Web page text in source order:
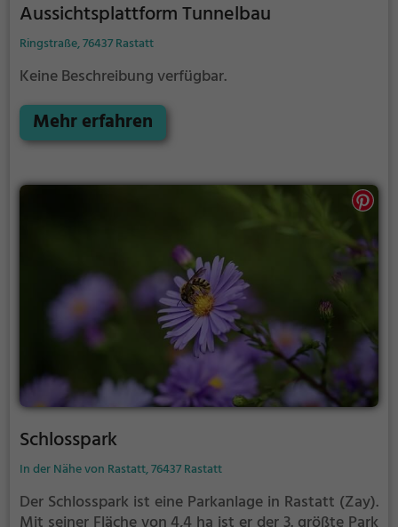
Aussichtsplattform Tunnelbau
Ringstraße, 76437 Rastatt
Keine Beschreibung verfügbar.
Mehr erfahren
Schlosspark
In der Nähe von Rastatt, 76437 Rastatt
Der Schlosspark ist eine Parkanlage in Rastatt (Zay).